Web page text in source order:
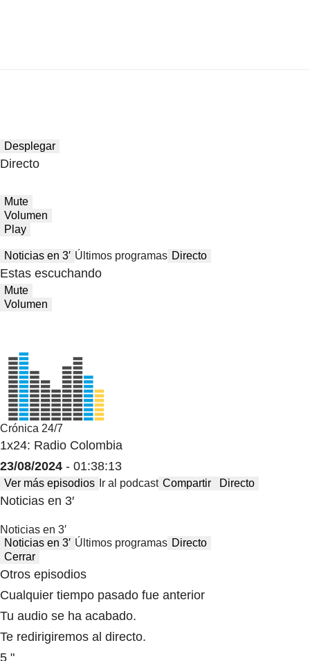
Desplegar
Directo
Mute
Volumen
Play
Noticias en 3′ Últimos programas Directo
Estas escuchando
Mute
Volumen
Crónica 24/7
1x24: Radio Colombia
23/08/2024 - 01:38:13
Ver más episodios Ir al podcast Compartir Directo
Noticias en 3′
Noticias en 3′
Noticias en 3′ Últimos programas Directo
Cerrar
Otros episodios
Cualquier tiempo pasado fue anterior
Tu audio se ha acabado.
Te redirigiremos al directo.
5 "